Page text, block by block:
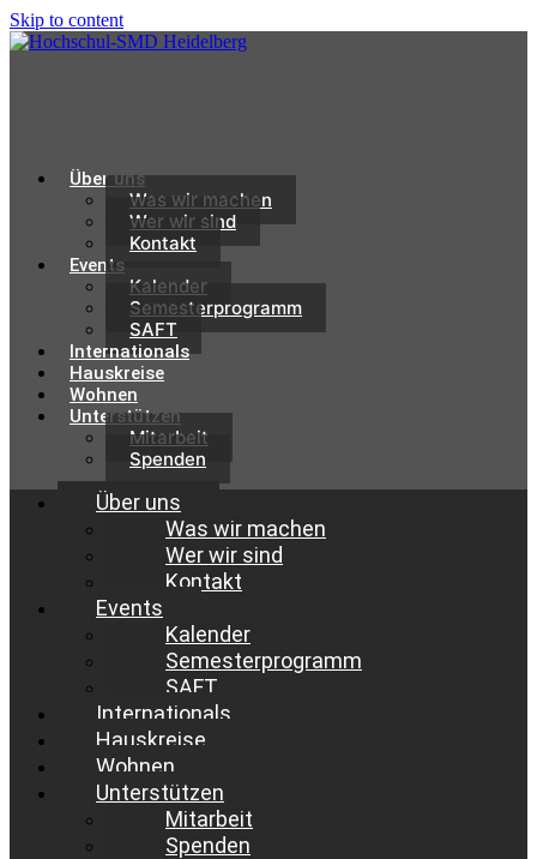
Skip to content
Über uns
Was wir machen
Wer wir sind
Kontakt
Events
Kalender
Semesterprogramm
SAFT
Internationals
Hauskreise
Wohnen
Unterstützen
Mitarbeit
Spenden
Über uns
Was wir machen
Wer wir sind
Kontakt
Events
Kalender
Semesterprogramm
SAFT
Internationals
Hauskreise
Wohnen
Unterstützen
Mitarbeit
Spenden